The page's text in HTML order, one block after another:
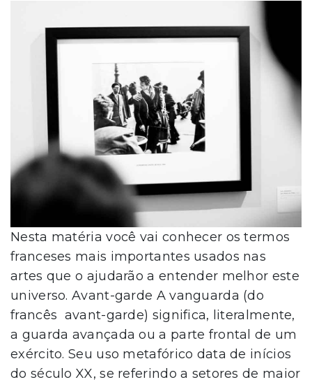
Nesta matéria você vai conhecer os termos
franceses mais importantes usados nas
artes que o ajudarão a entender melhor este
universo. Avant-garde A vanguarda (do
francês avant-garde) significa, literalmente,
a guarda avançada ou a parte frontal de um
exército. Seu uso metafórico data de inícios
do século XX, se referindo a setores de maior